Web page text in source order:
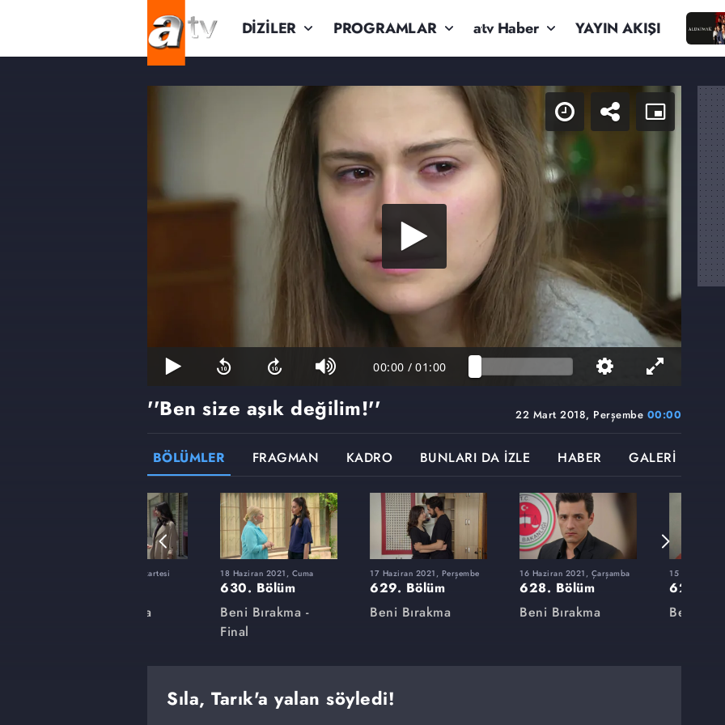
DİZİLER PROGRAMLAR atv Haber YAYIN AKIŞI
00:00 / 01:00
22 Mart 2018, Perşembe 00:00
''Ben size aşık değilim!''
BÖLÜMLER FRAGMAN KADRO BUNLARI DA İZLE HABER GALERİ
31 Mayıs 2021, Pazartesi
Beni Bırakma
18 Haziran 2021, Cuma
630. Bölüm
Beni Bırakma -
Final
17 Haziran 2021, Perşembe
629. Bölüm
Beni Bırakma
16 Haziran 2021, Çarşamba
628. Bölüm
Beni Bırakma
15 Haziran
627.
Beni
Sıla, Tarık'a yalan söyledi!